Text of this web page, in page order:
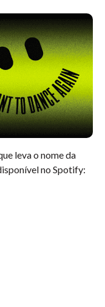
leva o nome da
no Spotify: